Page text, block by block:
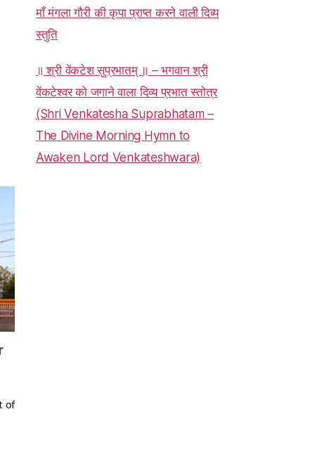
of
माँ मंगला गौरी की कृपा प्राप्त करने वाली दिव्य
स्तुति
॥ श्री वेंकटेश सुप्रभातम् ॥ – भगवान श्री
वेंकटेश्वर को जगाने वाला दिव्य प्रभात स्तोत्र
(Shri Venkatesha Suprabhatam –
The Divine Morning Hymn to
Awaken Lord Venkateshwara)